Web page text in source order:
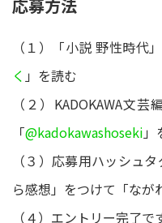
応募方法
（１）「小説 野性時代
く 」を読む
（２）KADOKAWA文
「@kadokawashoseki
（３）応募用ハッシュ
ら感想」をつけて「なが
（４）エントリー完了で